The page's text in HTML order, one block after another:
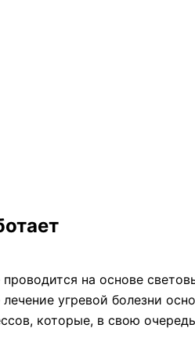
на основе
лечение угревой болезни
которые, в свою